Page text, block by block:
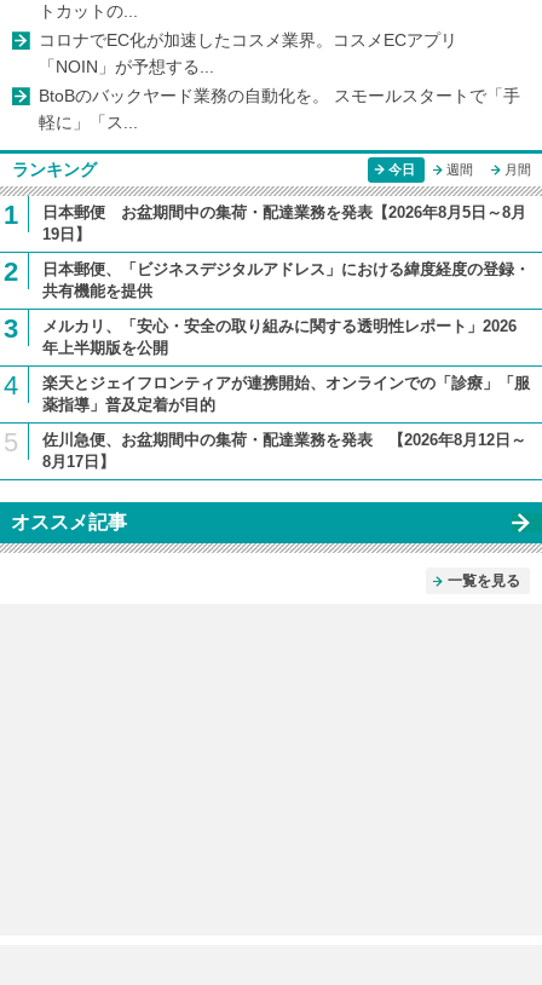
トカットの...
コロナでEC化が加速したコスメ業界。コスメECアプリ
「NOIN」が予想する...
BtoBのバックヤード業務の自動化を。 スモールスタートで「手
軽に」「ス...
ランキング 今日 週間 月間
1
日本郵便 お盆期間中の集荷・配達業務を発表【2026年8月5日～8月
19日】
2
日本郵便、「ビジネスデジタルアドレス」における緯度経度の登録・
共有機能を提供
3
メルカリ、「安心・安全の取り組みに関する透明性レポート」2026
年上半期版を公開
4
楽天とジェイフロンティアが連携開始、オンラインでの「診療」「服
薬指導」普及定着が目的
5
佐川急便、お盆期間中の集荷・配達業務を発表 【2026年8月12日～
8月17日】
オススメ記事
一覧を見る